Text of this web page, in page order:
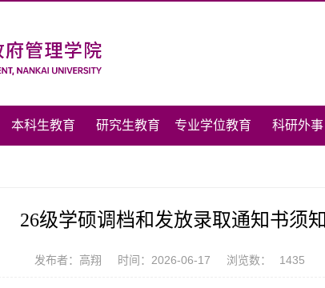
本科生教育 研究生教育 专业学位教育 科研外事
26级学硕调档和发放录取通知书须知
发布者：高翔 时间：2026-06-17 浏览数： 1435